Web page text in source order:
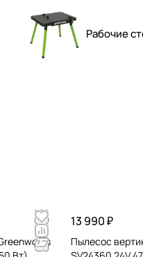
Рабочие
13 990 ₽
Пылесос